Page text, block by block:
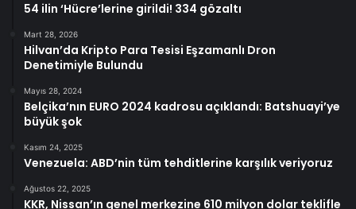
54 ilin ‘Hücre’lerine girildi! 334 gözaltı
Mart 28, 2026
Hilvan’da Kripto Para Tesisi Eşzamanlı Dron
Denetimiyle Bulundu
Mayıs 28, 2024
Belçika’nın EURO 2024 kadrosu açıklandı: Batshuayi’ye
büyük şok
Kasım 24, 2025
Venezuela: ABD’nin tüm tehditlerine karşılık veriyoruz
Ağustos 22, 2025
KKR, Nissan’ın genel merkezine 610 milyon dolar teklifle